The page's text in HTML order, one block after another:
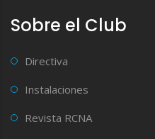
Sobre el Club
Directiva
Instalaciones
Revista RCNA